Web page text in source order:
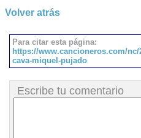
Volver atrás
Para citar esta página:
https://www.cancioneros.com/
cava-miquel-pujado
Escribe tu comentario